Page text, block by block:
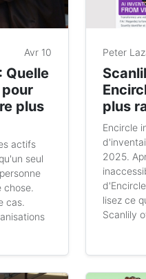
Avr 10
Quelle
plus
actifs
seul
chose.
cas.
Peter
plus
Encircle
2025.
lisez ce
Scanlily